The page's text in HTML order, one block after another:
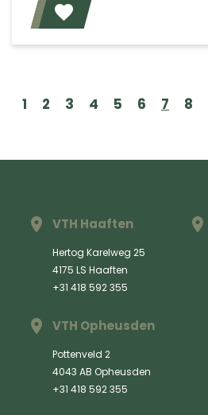
1 2 3 4 5 6 7 8
VTH Haaften
Hertog Karelweg 25
4175 LS Haaften
+31 418 592 355
VTH Opheusden
Pottenveld 2
4043 AB Opheusden
+31 418 592 355